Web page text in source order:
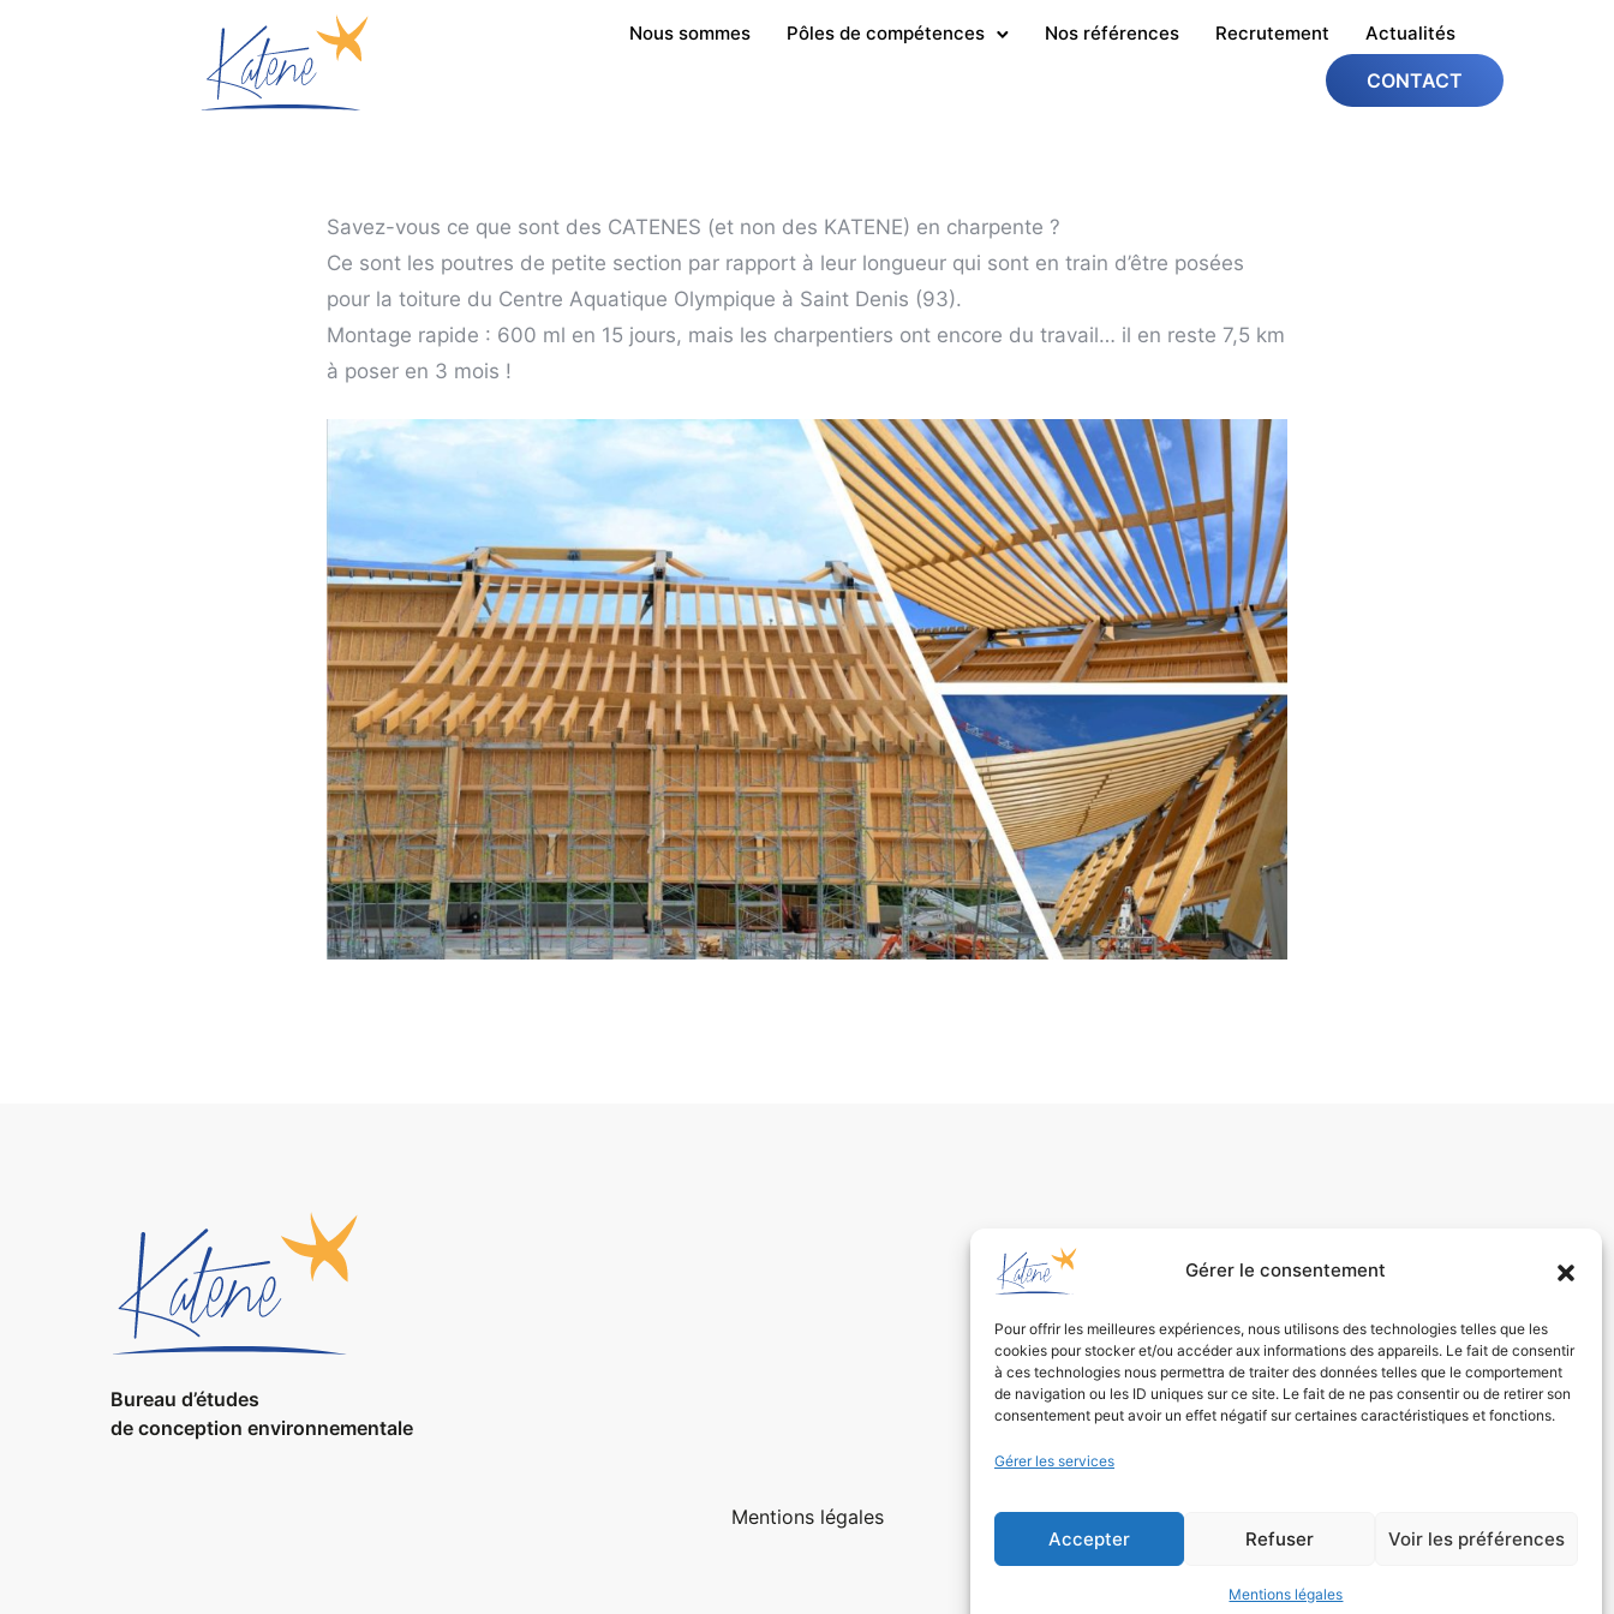
Gérer le consentement
Pour offrir les meilleures expériences, nous utilisons des technologies telles que les
cookies pour stocker et/ou accéder aux informations des appareils. Le fait de consentir
à ces technologies nous permettra de traiter des données telles que le comportement
de navigation ou les ID uniques sur ce site. Le fait de ne pas consentir ou de retirer son
consentement peut avoir un effet négatif sur certaines caractéristiques et fonctions.
Gérer les services
Accepter Refuser Voir les préférences
Mentions légales
Nous sommes Pôles de compétences Nos références Recrutement Actualités
CONTACT
Savez-vous ce que sont des CATENES (et non des KATENE) en charpente ?
Ce sont les poutres de petite section par rapport à leur longueur qui sont en train d’être posées
pour la toiture du Centre Aquatique Olympique à Saint Denis (93).
Montage rapide : 600 ml en 15 jours, mais les charpentiers ont encore du travail… il en reste 7,5 km
à poser en 3 mois !
Bureau d’études
de conception environnementale
Mentions légales